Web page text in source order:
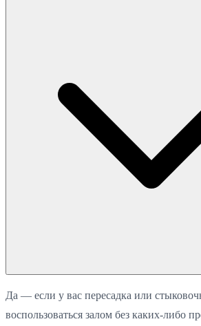
Да — если у вас пересадка или
воспользоваться залом без каких-либо